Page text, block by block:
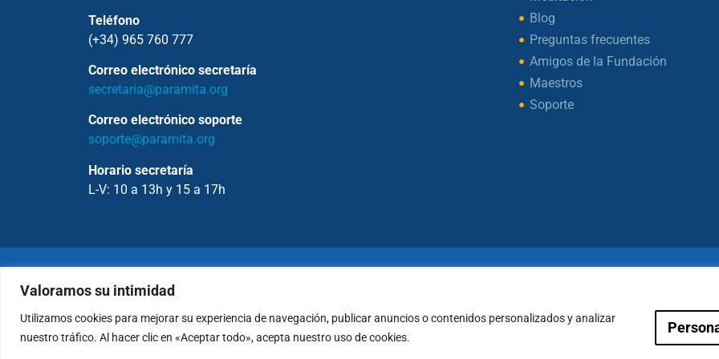
Valoramos su intimidad
Utilizamos cookies para mejorar su experiencia de navegación, publicar anuncios o contenidos personalizados y analizar
nuestro tráfico. Al hacer clic en «Aceptar todo», acepta nuestro uso de cookies.
Teléfono
(+34) 965 760 777
Correo electrónico secretaría
secretaria@paramita.org
Correo electrónico soporte
soporte@paramita.org
Horario secretaría
L-V: 10 a 13h y 15 a 17h
Blog
Preguntas frecuentes
Amigos de la Fundación
Maestros
Soporte
Política de Privacidad Condiciones de Pagos Política de Cookies